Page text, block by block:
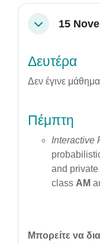
Collapse
15
Δευτέρα
Δεν έγινε
Πέμπτη
Interactive
and
class AM
Μπορείτε να